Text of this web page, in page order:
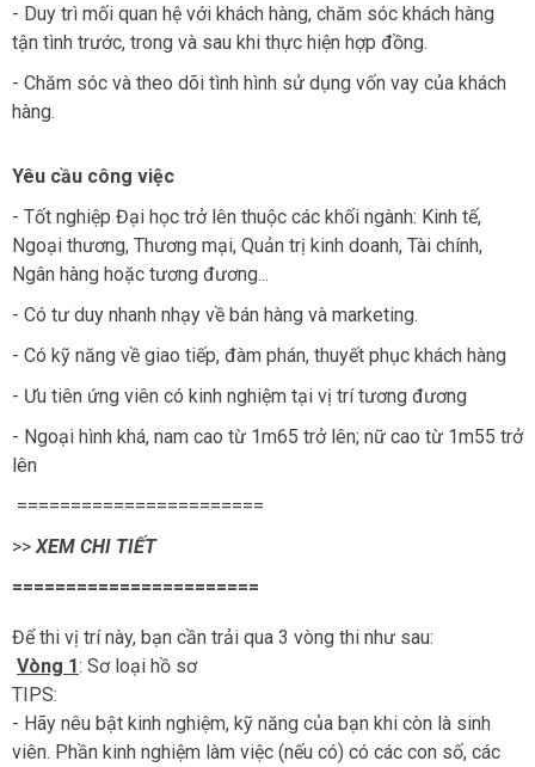
- Duy trì mối quan hệ với khách hàng, chăm sóc khách hàng
tận tình trước, trong và sau khi thực hiện hợp đồng.
- Chăm sóc và theo dõi tình hình sử dụng vốn vay của khách
hàng.
Yêu cầu công việc
- Tốt nghiệp Đại học trở lên thuộc các khối ngành: Kinh tế,
Ngoại thương, Thương mại, Quản trị kinh doanh, Tài chính,
Ngân hàng hoặc tương đương...
- Có tư duy nhanh nhạy về bán hàng và marketing.
- Có kỹ năng về giao tiếp, đàm phán, thuyết phục khách hàng
- Ưu tiên ứng viên có kinh nghiệm tại vị trí tương đương
- Ngoại hình khá, nam cao từ 1m65 trở lên; nữ cao từ 1m55 trở
lên
=======================
>> XEM CHI TIẾT
=======================
Để thi vị trí này, bạn cần trải qua 3 vòng thi như sau:
Vòng 1: Sơ loại hồ sơ
TIPS:
- Hãy nêu bật kinh nghiệm, kỹ năng của bạn khi còn là sinh
viên. Phần kinh nghiệm làm việc (nếu có) có các con số, các